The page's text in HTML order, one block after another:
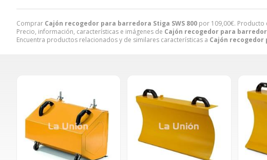
Comprar Cajón recogedor para barredora Stiga SWS 800 por 109,00€. Producto
Precio, información, características e imágenes de Cajón recogedor para
Encuentra productos relacionados y de similares características a Cajón recogedor